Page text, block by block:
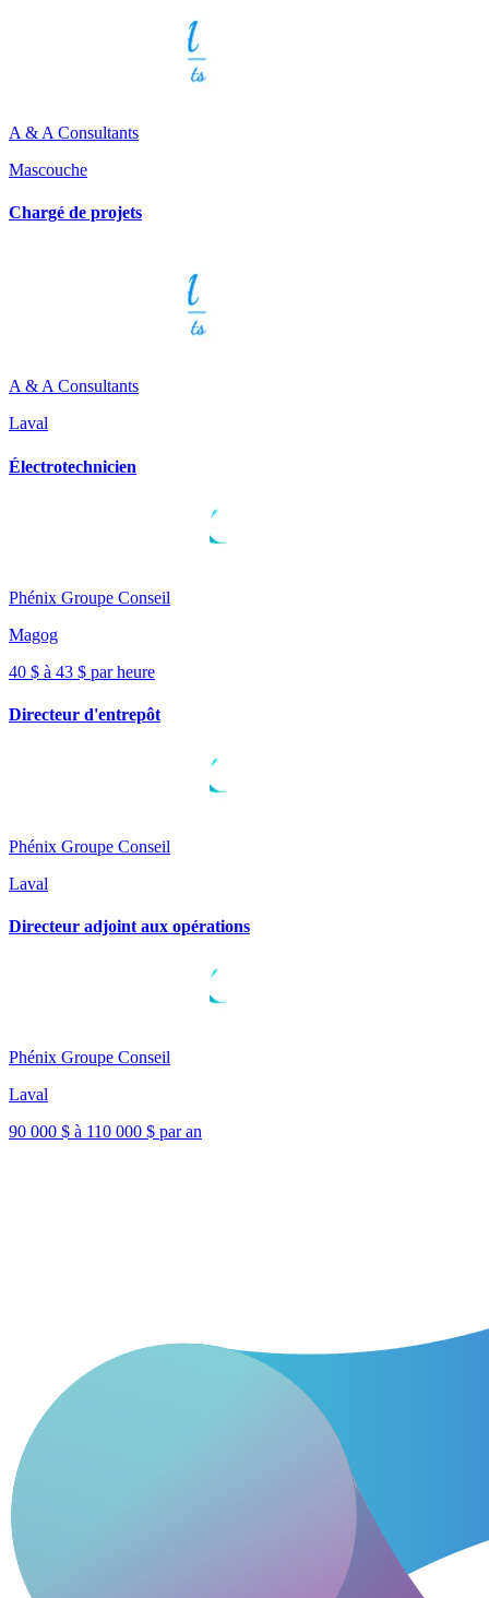
A & A Consultants
Mascouche
Chargé de projets
A & A Consultants
Laval
Électrotechnicien
Phénix Groupe Conseil
Magog
40 $ à 43 $ par heure
Directeur d'entrepôt
Phénix Groupe Conseil
Laval
Directeur adjoint aux opérations
Phénix Groupe Conseil
Laval
90 000 $ à 110 000 $ par an